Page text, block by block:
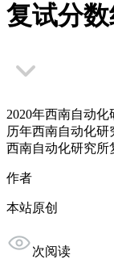
复试分
2020年西南自动
历年西南自动化研
西南自动化研究所
作者
本站原创
次阅读